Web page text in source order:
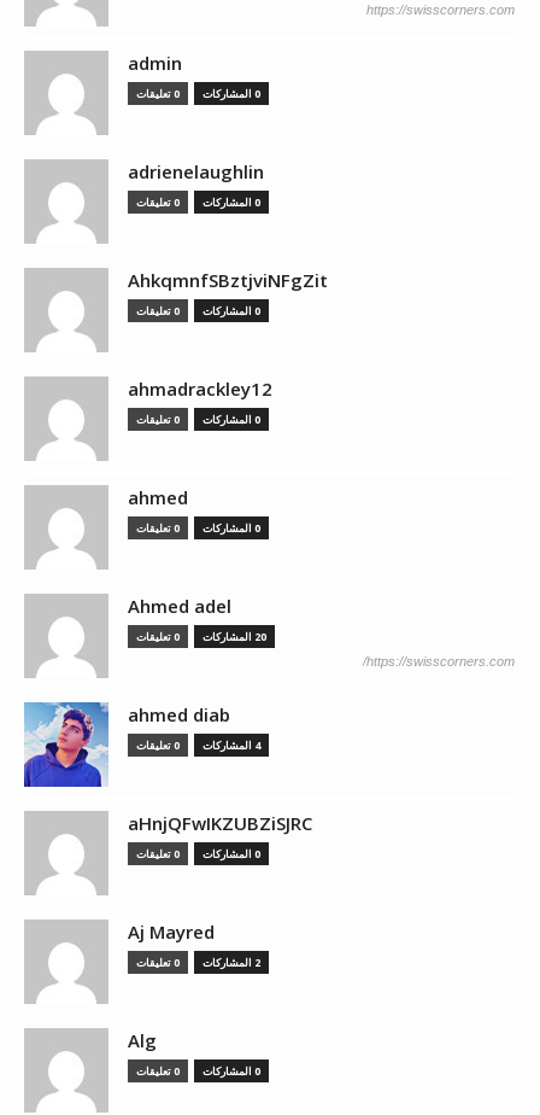
https://swisscorners.com
admin
0 المشاركات 0 تعليقات
adrienelaughlin
0 المشاركات 0 تعليقات
AhkqmnfSBztjviNFgZit
0 المشاركات 0 تعليقات
ahmadrackley12
0 المشاركات 0 تعليقات
ahmed
0 المشاركات 0 تعليقات
Ahmed adel
20 المشاركات 0 تعليقات
https://swisscorners.com/
ahmed diab
4 المشاركات 0 تعليقات
aHnjQFwIKZUBZiSJRC
0 المشاركات 0 تعليقات
Aj Mayred
2 المشاركات 0 تعليقات
Alg
0 المشاركات 0 تعليقات